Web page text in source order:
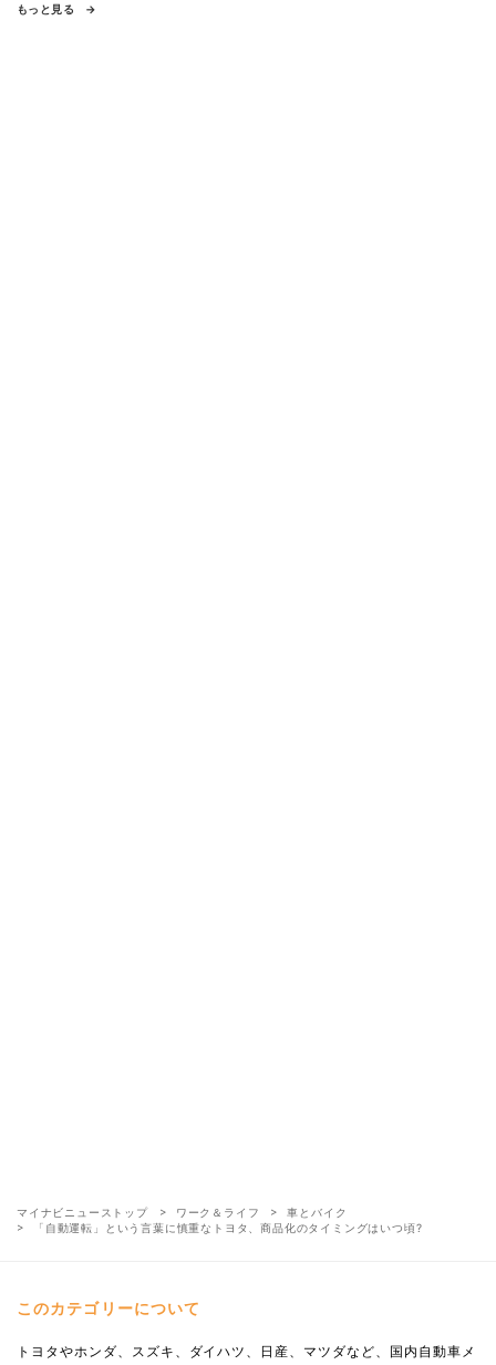
もっと見る
マイナビニューストップ ワーク＆ライフ
車とバイク
「自動運転」という言葉に慎重なトヨタ、商品化のタイミングはいつ頃?
このカテゴリーについて
トヨタやホンダ、スズキ、ダイハツ、日産、マツダなど、国内自動車メ